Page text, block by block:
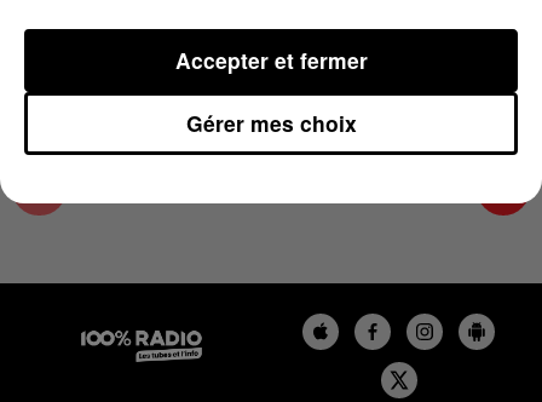
Podcasts infos de l'Hérault
Gérer mes choix
Accepter et fermer